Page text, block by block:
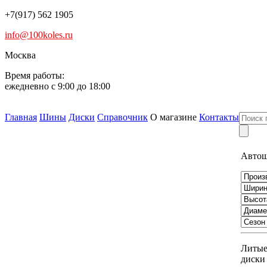
+7(917) 562 1905
info@100koles.ru
Москва
Время работы:
ежедневно с 9:00 до 18:00
Главная Шины Диски Справочник О магазине Контакты
Литые
диски